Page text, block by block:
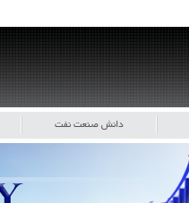
دانش صنعت نفت